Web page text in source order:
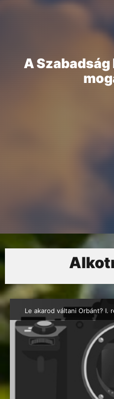
ASzabadság
mog
Le akarod váltani Orbánt? I.